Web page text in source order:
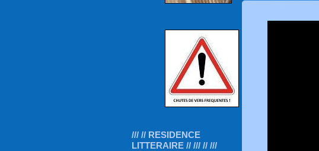
/// // RESIDENCE
LITTERAIRE // /// // ///